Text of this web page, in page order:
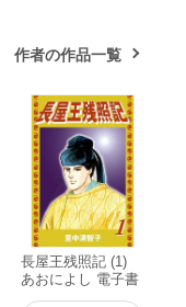
作者の作品一覧
長屋王残照記 (1)
あおによし 電子書
籍版